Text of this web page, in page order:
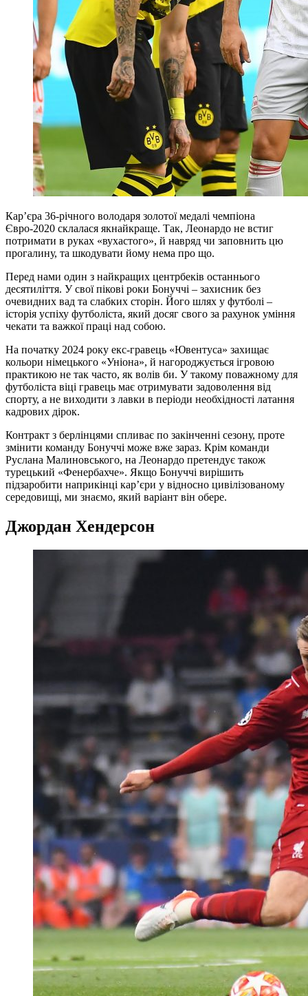
Кар’єра 36-річного володаря золотої медалі чемпіона
Євро-2020 склалася якнайкраще. Так, Леонардо не встиг
потримати в руках «вухастого», й навряд чи заповнить цю
прогалину, та шкодувати йому нема про що.
Перед нами один з найкращих центрбеків останнього
десятиліття. У свої пікові роки Бонуччі – захисник без
очевидних вад та слабких сторін. Його шлях у футболі –
історія успіху футболіста, який досяг свого за рахунок уміння
чекати та важкої праці над собою.
На початку 2024 року екс-гравець «Ювентуса» захищає
кольори німецького «Уніона», й нагороджується ігровою
практикою не так часто, як волів би. У такому поважному для
футболіста віці гравець має отримувати задоволення від
спорту, а не виходити з лавки в періоди необхідності латання
кадрових дірок.
Контракт з берлінцями спливає по закінченні сезону, проте
змінити команду Бонуччі може вже зараз. Крім команди
Руслана Малиновського, на Леонардо претендує також
турецький «Фенербахче». Якщо Бонуччі вирішить
підзаробити наприкінці кар’єри у відносно цивілізованому
середовищі, ми знаємо, який варіант він обере.
Джордан Хендерсон